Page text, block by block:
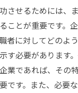
させるためには、
ことが重要です。
者に対してどのよ
す必要があります
業であれば、その
です。また、必要